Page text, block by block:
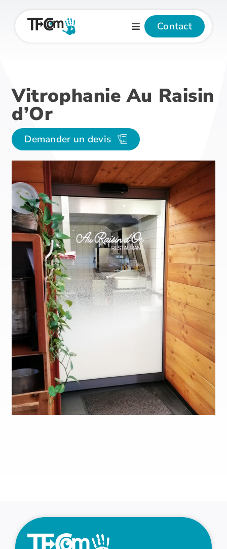
contenu
Contact
Vitrophanie Au Raisin
d’Or
Demander un devis